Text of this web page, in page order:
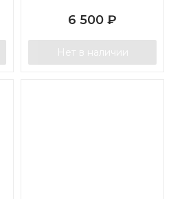
6 500 ₽
Нет в наличии